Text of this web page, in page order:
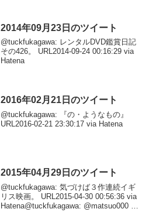
2014年09月23日のツイート
@tuckfukagawa: レンタルDVD鑑賞日記
その426。 URL2014-09-24 00:16:29 via
Hatena
2016年02月21日のツイート
@tuckfukagawa: 『の・ようなもの』
URL2016-02-21 23:30:17 via Hatena
2015年04月29日のツイート
@tuckfukagawa: 気づけば３作連続イギ
リス映画。 URL2015-04-30 00:56:36 via
Hatena@tuckfukagawa: @matsuo000 ど